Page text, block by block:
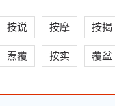
按说 按摩 按揭
焘覆 按实 覆盆